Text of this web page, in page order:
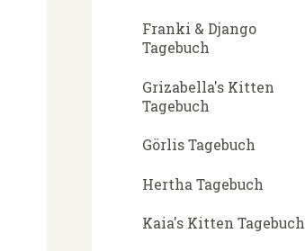
Franki & Django
Tagebuch
Grizabella's Kitten
Tagebuch
Görlis Tagebuch
Hertha Tagebuch
Kaia's Kitten Tagebuch